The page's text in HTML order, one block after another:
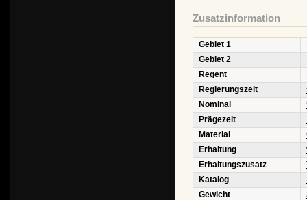
Zusatzinformation
Gebiet 1
Gebiet 2
Regent
Regierungszeit
Nominal
Prägezeit
Material
Erhaltung
Erhaltungszusatz
Katalog
Gewicht